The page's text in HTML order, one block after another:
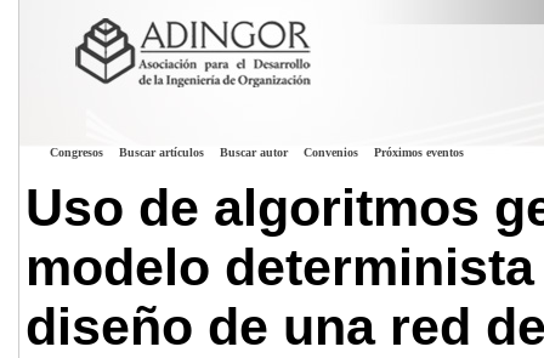
Congresos Buscar artículos Buscar autor Convenios Próximos eventos
Uso de algoritmos
modelo
diseño de una red